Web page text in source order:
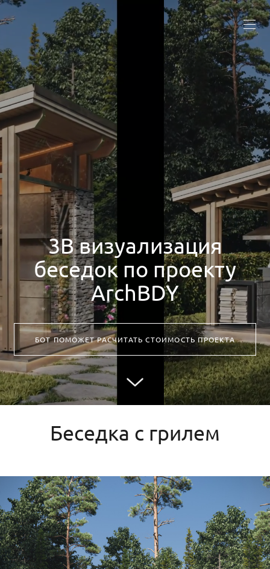
3В визуализация
беседок по проекту
ArchBDY
БОТ ПОМОЖЕТ РАСЧИТАТЬ СТОИМОСТЬ ПРОЕКТА
Беседка с грилем